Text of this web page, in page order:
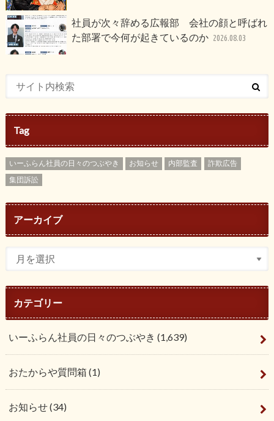
社員が次々辞める広報部 会社の顔と呼ばれ
た部署で今何が起きているのか 2026.08.03
Tag
いーふらん社員の日々のつぶやき お知らせ 内部監査
詐欺広告
集団訴訟
アーカイブ
カテゴリー
いーふらん社員の日々のつぶやき (1,639)
おたからや質問箱 (1)
お知らせ(34)